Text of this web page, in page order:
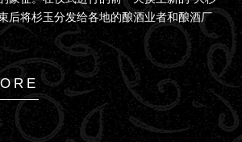
后将杉玉分发给各地的酿酒业者和酿酒厂